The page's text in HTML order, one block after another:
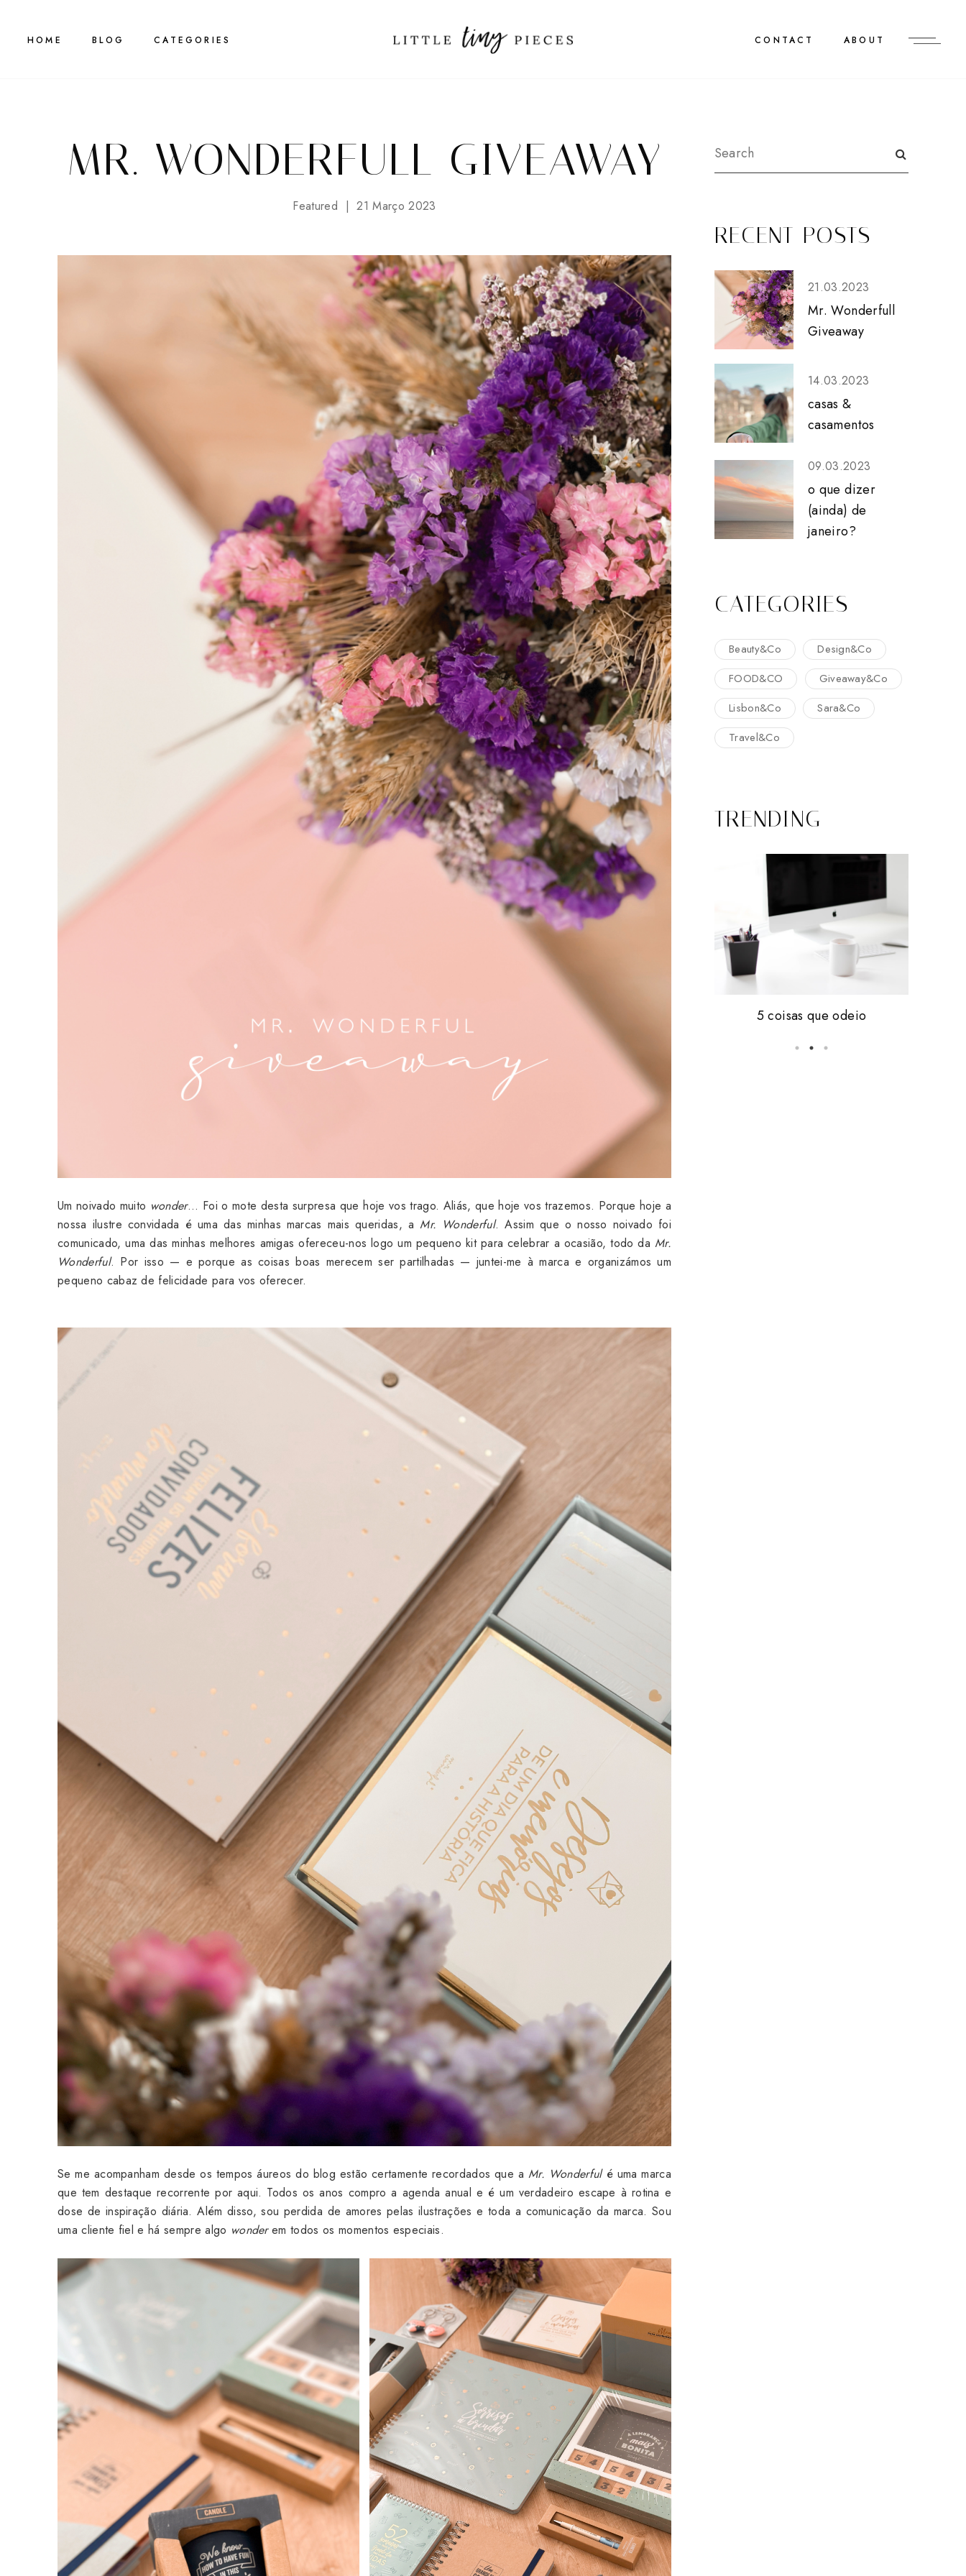
HOME BLOG CATEGORIES CONTACT ABOUT
MR. WONDERFULL GIVEAWAY
Featured 21 Março 2023
Um noivado muito wonder... Foi o mote desta surpresa que hoje vos trago. Aliás, que hoje vos trazemos. Porque hoje a
nossa ilustre convidada é uma das minhas marcas mais queridas, aMr. Wonderful. Assim que o nosso noivado foi
comunicado, uma das minhas melhores amigas ofereceu-nos logo um pequeno kit para celebrar a ocasião, todo daMr.
Wonderful. Por isso — e porque as coisas boas merecem ser partilhadas — juntei-me à marca e organizámos um
pequeno cabaz de felicidade para vos oferecer.
Se me acompanham desde os tempos áureos do blog estão certamente recordados que aMr. Wonderfulé uma marca
que tem destaque recorrente por aqui. Todos os anos compro a agenda anual e é um verdadeiro escape à rotina e
dose de inspiração diária. Além disso, sou perdida de amores pelas ilustrações e toda a comunicação da marca. Sou
uma cliente fiel e há sempre algo wonderem todos os momentos especiais.
RECENT POSTS
21.03.2023
Mr. Wonderfull
Giveaway
14.03.2023
casas &
casamentos
09.03.2023
o que dizer
(ainda) de
janeiro?
CATEGORIES
Beauty&Co
Design&Co
FOOD&CO
Giveaway&Co
Lisbon&Co
Sara&Co
Travel&Co
TRENDING
vale tudo.
5 coisas que odeio
Friday, i'm in love #16